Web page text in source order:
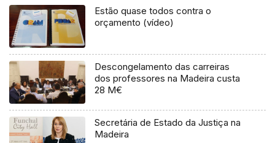
Estão quase todos contra o
orçamento (vídeo)
Descongelamento das carreiras
dos professores na Madeira custa
28 M€
Secretária de Estado da Justiça na
Madeira